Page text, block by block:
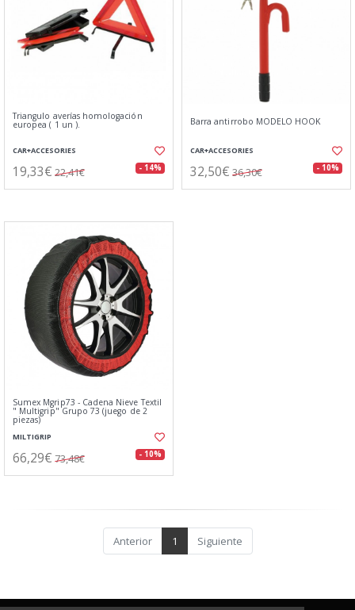
Triangulo averías homologación
europea ( 1 un ).
CAR+ACCESORIES
19,33€ 22,41€ - 14%
Barra antirrobo MODELO HOOK
CAR+ACCESORIES
32,50€ 36,30€ - 10%
Sumex Mgrip73 - Cadena Nieve Textil
" Multigrip" Grupo 73 (juego de 2
piezas)
MILTIGRIP
66,29€ 73,48€ - 10%
Anterior 1 Siguiente